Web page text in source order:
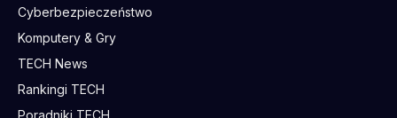
Cyberbezpieczeństwo
Komputery & Gry
TECH News
Rankingi TECH
Poradniki TECH